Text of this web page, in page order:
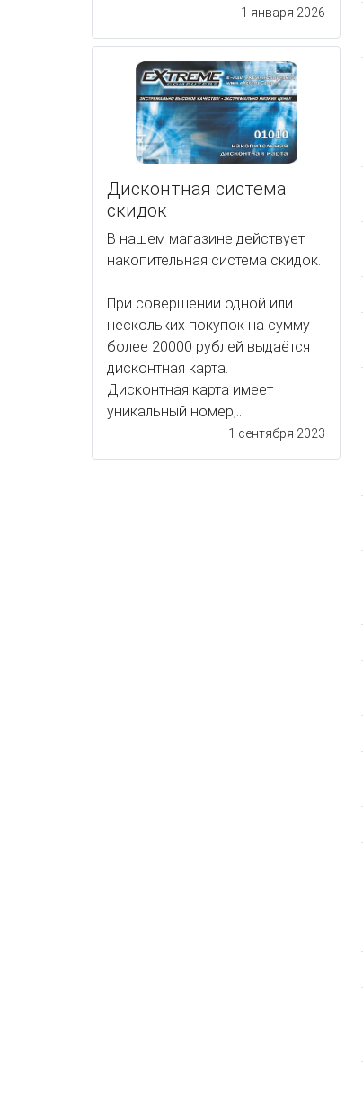
1 января 2026
Дисконтная система
скидок
В нашем магазине действует
накопительная система скидок.
При совершении одной или
нескольких покупок на сумму
более 20000 рублей выдаётся
дисконтная карта.
Дисконтная карта имеет
уникальный номер,...
1 сентября 2023